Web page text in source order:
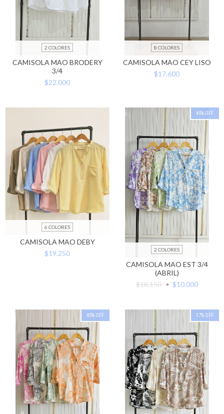
2 COLORES
CAMISOLA MAO BRODERY
3/4
$22.000
8 COLORES
CAMISOLA MAO CEY LISO
$17.600
6 COLORES
CAMISOLA MAO DEBY
$19.250
45% OFF
2 COLORES
CAMISOLA MAO EST 3/4
(ABRIL)
$18.150
$10.000
45% OFF 17% OFF